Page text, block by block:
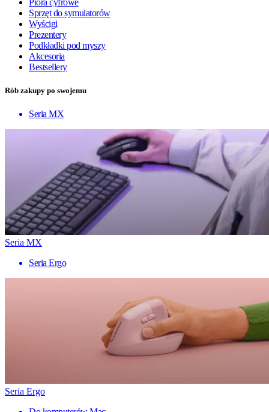
Sprzęt do symulatorów
Wyścigi
Prezentery
Podkładki pod myszy
Akcesoria
Bestsellery
Rób zakupy po swojemu
Seria MX
Seria MX
Seria Ergo
Seria Ergo